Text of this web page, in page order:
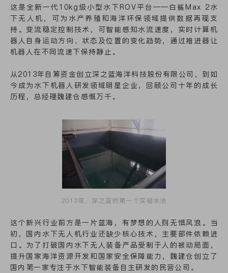
这是全新一代10kg级小型水下ROV平台——白鲨Max 2水
下无人机，可为水产养殖和海洋环保领域提供数据再现支
持。变流稳定控制技术，可智能感知水流速度，实时计算机
器人自身运动方向、状态及位置的变化趋势，通过推进器让
机器人在不同流速下保持静止。
从2013年自筹资金创立深之蓝海洋科技股份有限公司，到如
今成为水下机器人研发领域明星企业，回顾公司十年的成长
历程，总经理魏建仓感慨万千。
2013年，深之蓝的第一个实验水池
这个新兴行业前方是一片蓝海，有梦想的人则无惧风浪。当
初，国内水下无人机行业还缺少核心技术，主要部件依赖进
口。为了打破国内水下无人装备产品受制于人的被动局面，
提升国家海洋资源开发和国家安全保障能力，魏建仓创立了
国内第一家专注于水下智能装备自主研发的民营公司。